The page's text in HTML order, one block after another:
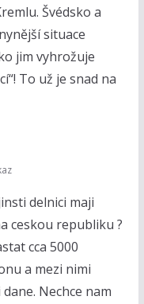
Švédsko a
situace
jim vyhrožuje
To už je snad na
delnici maji
ceskou republiku ?
cca 5000
a mezi nimi
Nechce nam